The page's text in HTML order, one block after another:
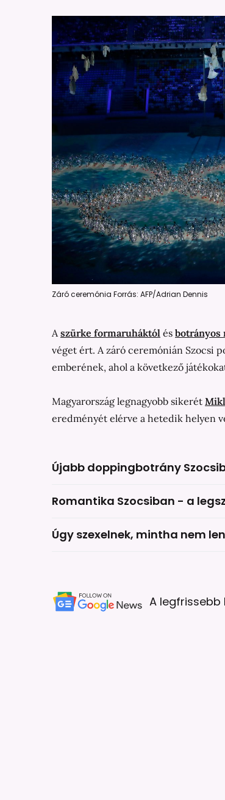
Záró ceremónia Forrás: AFP/Adrian Dennis
Aszürke formaruháktól és botrányos
véget ért. A záró ceremónián Szocsi
emberének, ahol a következő
Magyarország legnagyobb sikerét
eredményét elérve a hetedik helyen
Újabb doppingbotrány
Romantika Szocsiban - a
Úgy szexelnek, mintha nem
A legfrissebb